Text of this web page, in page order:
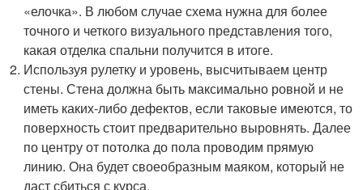
«елочка». В любом случае схема нужна для более
точного и четкого визуального представления того,
какая отделка спальни получится в итоге.
Используя рулетку и уровень, высчитываем центр
стены. Стена должна быть максимально ровной и не
иметь каких-либо дефектов, если таковые имеются, то
поверхность стоит предварительно выровнять. Далее
по центру от потолка до пола проводим прямую
линию. Она будет своеобразным маяком, который не
даст сбиться с курса.